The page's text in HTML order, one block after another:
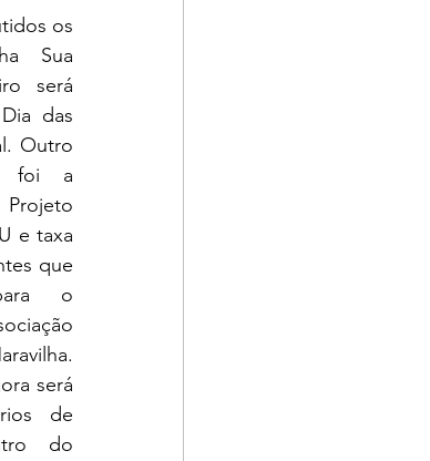
os
Sua
será
das
Outro
foi a
e taxa
que
o
será
de
do